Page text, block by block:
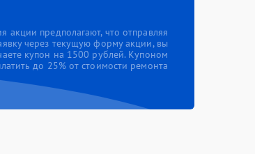
акции предполагают, что отправляя
через текущую форму акции, вы
купон на 1500 рублей. Купоном
до 25% от стоимости ремонта